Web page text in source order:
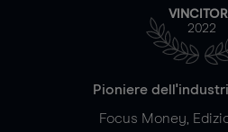
2022
Pioniere
Focus Money,